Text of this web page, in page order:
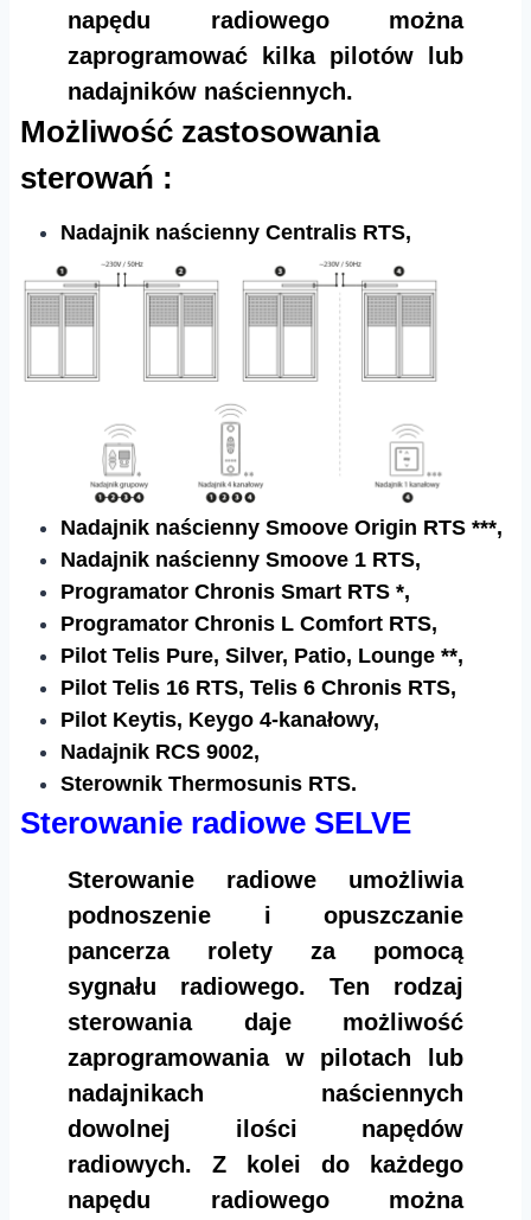
napędu radiowego można
zaprogramować kilka pilotów lub
nadajników naściennych.
Możliwość zastosowania
sterowań :
Nadajnik naścienny Centralis RTS,
Nadajnik naścienny Smoove Origin RTS ***,
Nadajnik naścienny Smoove 1 RTS,
Programator Chronis Smart RTS *,
Programator Chronis L Comfort RTS,
Pilot Telis Pure, Silver, Patio, Lounge **,
Pilot Telis 16 RTS, Telis 6 Chronis RTS,
Pilot Keytis, Keygo 4-kanałowy,
Nadajnik RCS 9002,
Sterownik Thermosunis RTS.
Sterowanie radiowe SELVE
Sterowanie radiowe umożliwia
podnoszenie i opuszczanie
pancerza rolety za pomocą
sygnału radiowego. Ten rodzaj
sterowania daje możliwość
zaprogramowania w pilotach lub
nadajnikach naściennych
dowolnej ilości napędów
radiowych. Z kolei do każdego
napędu radiowego można